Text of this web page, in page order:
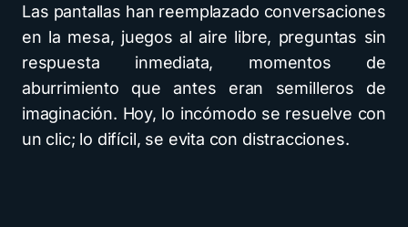
Las pantallas han reemplazado conversaciones
en la mesa, juegos al aire libre, preguntas sin
respuesta inmediata, momentos de
aburrimiento que antes eran semilleros de
imaginación. Hoy, lo incómodo se resuelve con
un clic; lo difícil, se evita con distracciones.